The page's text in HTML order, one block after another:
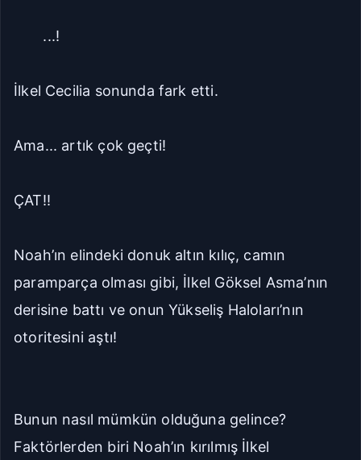
...!
İlkel Cecilia sonunda fark etti.
Ama... artık çok geçti!
ÇAT!!
Noah’ın elindeki donuk altın kılıç, camın
paramparça olması gibi, İlkel Göksel Asma’nın
derisine battı ve onun Yükseliş Haloları’nın
otoritesini aştı!
Bunun nasıl mümkün olduğuna gelince?
Faktörlerden biri Noah’ın kırılmış İlkel